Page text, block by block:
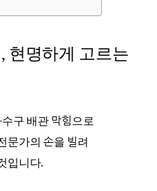
현명하게 고르는
구 배관 막힘으로
문가의 손을 빌려
입니다.